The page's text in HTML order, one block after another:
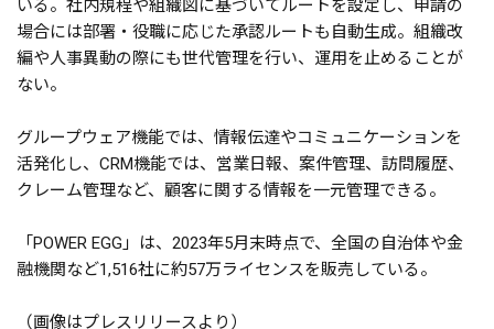
いる。社内規程や組織図に基づいてルートを設定し、申請の
場合には部署・役職に応じた承認ルートも自動生成。組織改
編や人事異動の際にも世代管理を行い、運用を止めることが
ない。
グループウェア機能では、情報伝達やコミュニケーションを
活発化し、CRM機能では、営業日報、案件管理、訪問履歴、
クレーム管理など、顧客に関する情報を一元管理できる。
「POWER EGG」は、2023年5月末時点で、全国の自治体や金
融機関など1,516社に約57万ライセンスを販売している。
（画像はプレスリリースより）